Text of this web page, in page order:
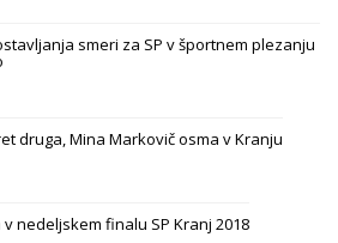
smeri za SP v športnem plezanju
druga, Mina Markovič osma v Kranju
v nedeljskem finalu SP Kranj 2018